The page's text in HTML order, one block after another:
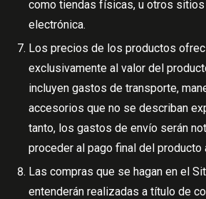
como tiendas físicas, u otros
electrónica.
Los precios de los productos
exclusivamente al valor del
incluyen gastos de transporte,
accesorios que no se describan
tanto, los gastos de envío serán
proceder al pago final del producto
Las compras que se hagan en el
entenderán realizadas a título de